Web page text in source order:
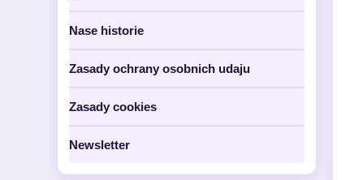
Nase historie
Zasady ochrany osobnich udaju
Zasady cookies
Newsletter